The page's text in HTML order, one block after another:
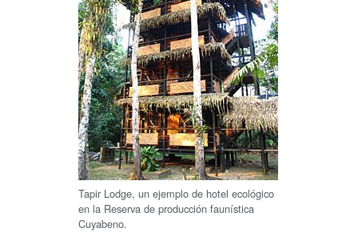
Tapir Lodge, un ejemplo de hotel ecológico
en la Reserva de producción faunística
Cuyabeno.